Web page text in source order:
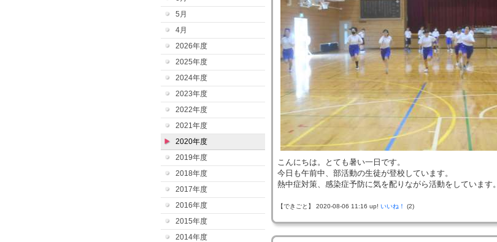
5月
4月
2026年度
2025年度
2024年度
2023年度
2022年度
2021年度
2020年度
2019年度
2018年度
2017年度
2016年度
2015年度
2014年度
こんにちは。とても暑い一日です。
今日も午前中、部活動の生徒が登校しています。
熱中症対策、感染症予防に気を配りながら活動をしています。
【できごと】 2020-08-06 11:16 up! いいね！ (2)